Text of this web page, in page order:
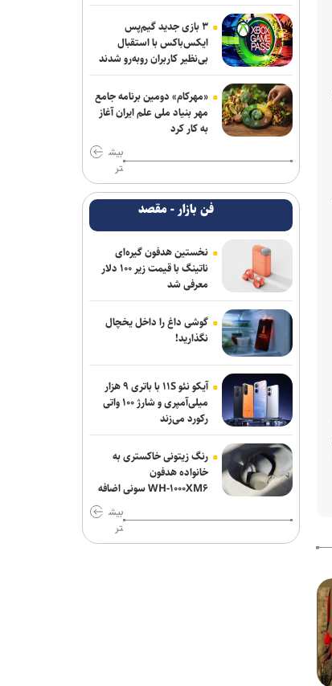
۳ بازی جدید گیم‌پس
ایکس‌باکس با استقبال
بی‌نظیر کاربران روبه‌رو شدند
«مهرکام» دومین برنامه جامع
مهر بنیاد ملی علم ایران آغاز
به کار کرد
بیش
تر
فن بازار - مقصد
نخستین هدفون گیره‌ای
ناتینگ با قیمت زیر ۱۰۰ دلار
معرفی شد
گوشی داغ را داخل یخچال
نگذارید!
آیکو نئو ۱۱S با باتری ۹ هزار
میلی‌آمپری و شارژ ۱۰۰ واتی
رکورد می‌زند
رنگ زیتونی خاکستری به
خانواده هدفون
WH-۱۰۰۰XM۶ سونی اضافه
بیش
تر